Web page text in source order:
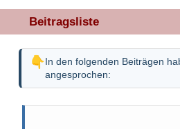
Beitragsliste
In den folgenden Beiträgen
angesprochen: